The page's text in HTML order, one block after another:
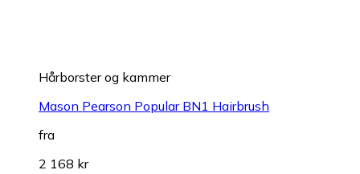
Hårborster og kammer
Mason Pearson Popular BN1 Hairbrush
fra
2 168 kr